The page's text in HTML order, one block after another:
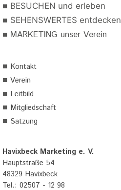
■ BESUCHEN und erleben
■ SEHENSWERTES entdecken
■ MARKETING unser Verein
■ Kontakt
■ Verein
■ Leitbild
■ Mitgliedschaft
■ Satzung
Havixbeck Marketing e. V.
Hauptstraße 54
48329 Havixbeck
Tel.: 02507 - 12 98